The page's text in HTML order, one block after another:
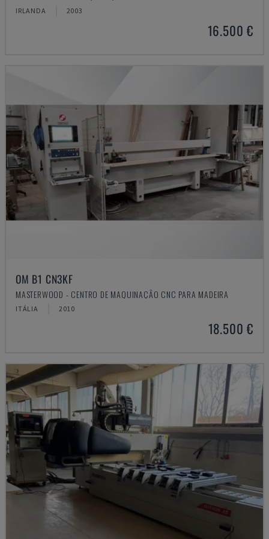
IRLANDA 2003
16.500 €
OM B1 CN3KF
MASTERWOOD - CENTRO DE MAQUINAÇÃO CNC PARA MADEIRA
ITÁLIA 2010
18.500 €